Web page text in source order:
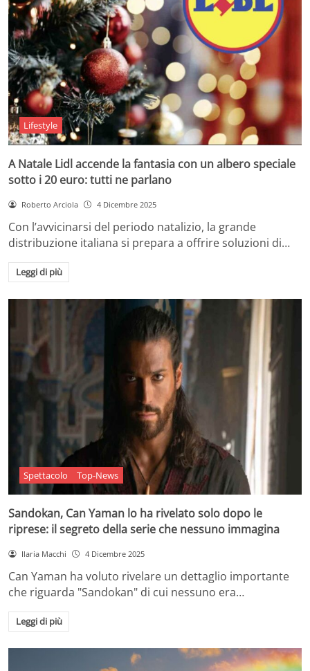
Lifestyle
A Natale Lidl accende la fantasia con un albero speciale
sotto i 20 euro: tutti ne parlano
Roberto Arciola 4 Dicembre 2025
Con l’avvicinarsi del periodo natalizio, la grande
distribuzione italiana si prepara a offrire soluzioni di…
Leggi di più
Spettacolo Top-News
Sandokan, Can Yaman lo ha rivelato solo dopo le
riprese: il segreto della serie che nessuno immagina
Ilaria Macchi 4 Dicembre 2025
Can Yaman ha voluto rivelare un dettaglio importante
che riguarda "Sandokan" di cui nessuno era…
Leggi di più